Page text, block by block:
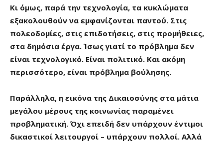
Κι όμως, παρά την τεχνολογία, τα κυκλώματα
εξακολουθούν να εμφανίζονται παντού. Στις
πολεοδομίες, στις επιδοτήσεις, στις προμήθειες,
στα δημόσια έργα. Ίσως γιατί το πρόβλημα δεν
είναι τεχνολογικό. Είναι πολιτικό. Και ακόμη
περισσότερο, είναι πρόβλημα βούλησης.
Παράλληλα, η εικόνα της Δικαιοσύνης στα μάτια
μεγάλου μέρους της κοινωνίας παραμένει
προβληματική. Όχι επειδή δεν υπάρχουν έντιμοι
δικαστικοί λειτουργοί – υπάρχουν πολλοί. Αλλά